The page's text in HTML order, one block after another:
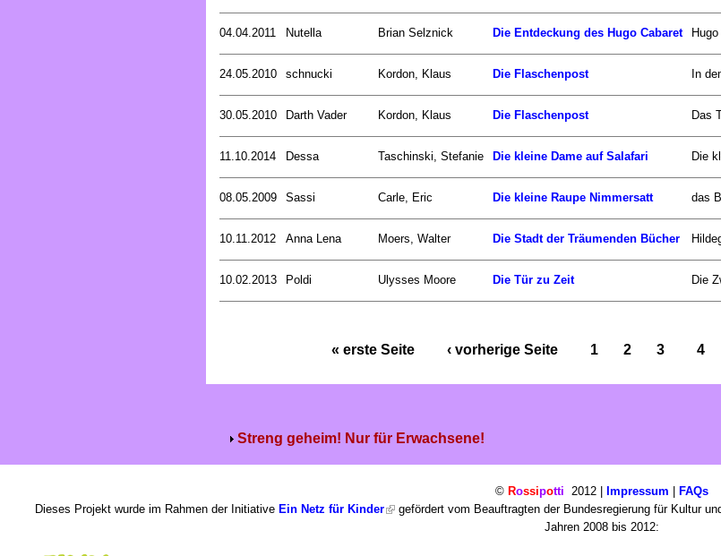
04.04.2011 Nutella Brian Selznick Die Entdeckung des Hugo Cabaret
24.05.2010 schnucki Kordon, Klaus Die Flaschenpost In
30.05.2010 Darth Vader Kordon, Klaus Die Flaschenpost Das
11.10.2014 Dessa Taschinski, Stefanie Die kleine Dame auf Salafari Die
08.05.2009 Sassi Carle, Eric Die kleine Raupe Nimmersatt das
10.11.2012 Anna Lena Moers, Walter Die Stadt der Träumenden Bücher
10.02.2013 Poldi Ulysses Moore Die Tür zu Zeit Die
« erste Seite ‹ vorherige Seite 1 2 3 4
Streng geheim! Nur für Erwachsene!
© Rossipotti 2012 | Impressum | FAQs
Dieses Projekt wurde im Rahmen der Initiative Ein Netz für Kinder
gefördert vom Beauftragten der Bundesregierung für Kultur
Jahren 2008 bis 2012: